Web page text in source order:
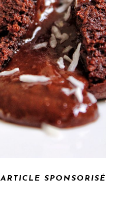
ARTICLE SPONSORISÉ